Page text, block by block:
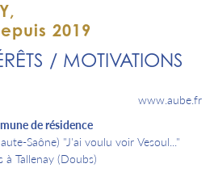
2019
/ MOTIVATIONS
www.aube.fr
de résidence
Saône) "J'ai voulu voir Vesoul..."
à Tallenay (Doubs)